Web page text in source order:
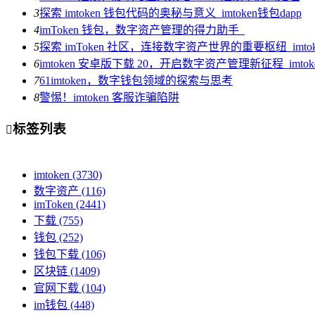
3探索 imtoken 钱包代码的奥秘与意义_imtoken钱包dapp
4imToken 钱包，数字资产管理的得力助手_
5探索 imToken 社区，连接数字资产世界的重要枢纽
6imtoken 安卓版下载 20，开启数字资产管理新征程
761imtoken，数字钱包领域的探索与思考
8警惕！imtoken 客服诈骗陷阱
标签列表
imtoken (3730)
数字资产 (116)
imToken (2441)
下载 (755)
钱包 (252)
钱包下载 (106)
区块链 (1409)
官网下载 (104)
im钱包 (448)